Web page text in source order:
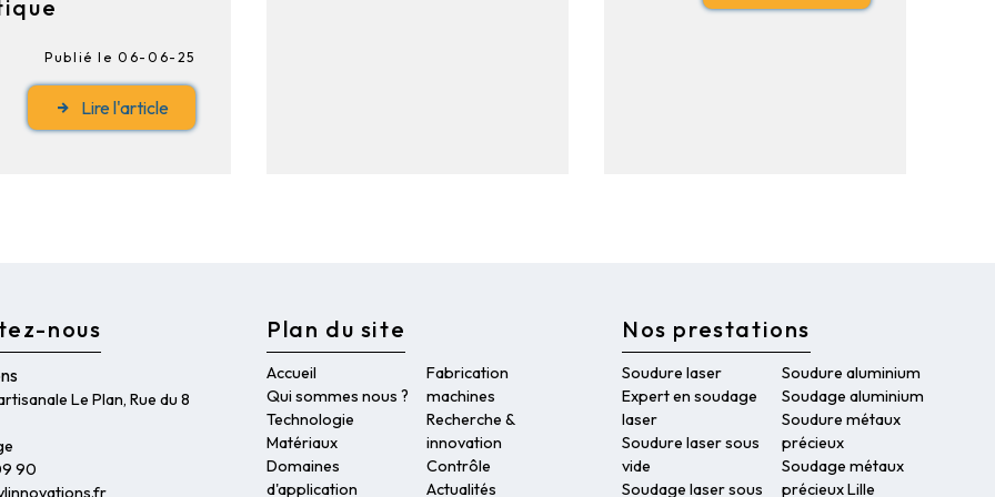
Publié le 06-06-25
Lire l'article
nous
Le Plan, Rue du 8
90
Plan du site
Accueil
Qui sommes nous ?
Technologie
Matériaux
Domaines
d'application
Fabrication
machines
Recherche &
innovation
Contrôle
Actualités
Nos prestations
Soudure laser
Expert en soudage
laser
Soudure laser sous
vide
Soudage laser sous
Soudure aluminium
Soudage aluminium
Soudure métaux
précieux
Soudage métaux
précieux Lille